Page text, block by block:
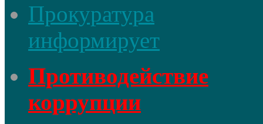
Прокуратура
информирует
Противодействие
коррупции